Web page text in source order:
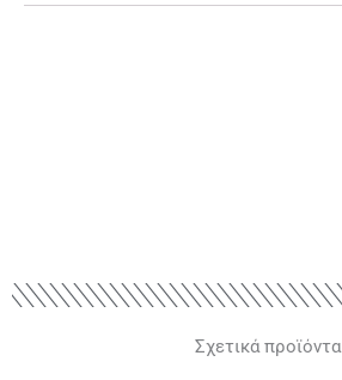
Σχετικά προϊόντα